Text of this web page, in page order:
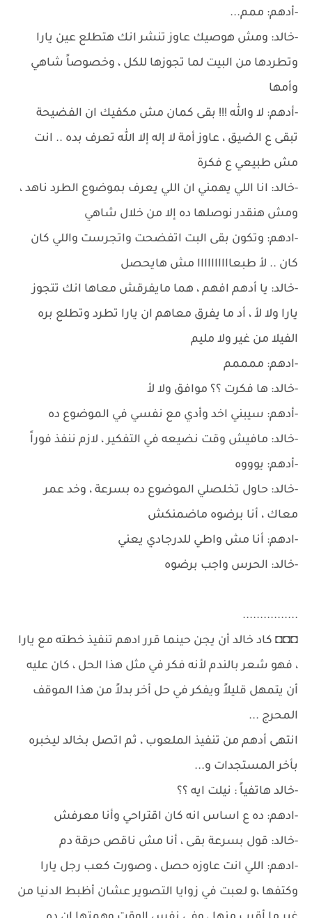
-أدهم: ممم...
-خالد: ومش هوصيك عاوز تنشر انك هتطلع عين يارا
وتطردها من البيت لما تجوزها للكل ، وخصوصاً شاهي
وأمها
-أدهم: لا والله !!! بقى كمان مش مكفيك ان الفضيحة
تبقى ع الضيق ، عاوز أمة لا إله إلا الله تعرف بده .. انت
مش طبيعي ع فكرة
-خالد: انا اللي يهمني ان اللي يعرف بموضوع الطرد ناهد ،
ومش هنقدر نوصلها ده إلا من خلال شاهي
-ادهم: وتكون بقى البت اتفضحت واتجرست واللي كان
كان .. لأ طبعاااااااااا مش هايحصل
-خالد: يا أدهم افهم ، هما مايفرقش معاها انك تتجوز
يارا ولا لأ ، أد ما يفرق معاهم ان يارا تطرد وتطلع بره
الفيلا من غير ولا مليم
-ادهم: ممممم
-خالد: ها فكرت ؟؟ موافق ولا لأ
-أدهم: سيبني اخد وأدي مع نفسي في الموضوع ده
-خالد: مافيش وقت نضيعه في التفكير ، لازم ننفذ فوراً
-أدهم: يوووه
-خالد: حاول تخلصلي الموضوع ده بسرعة ، وخد عمر
معاك ، أنا برضوه ماضمنكش
-ادهم: أنا مش واطي للدرجادي يعني
-خالد: الحرس واجب برضوه
................
◘◘◘ كاد خالد أن يجن حينما قرر ادهم تنفيذ خطته مع يارا
، فهو شعر بالندم لأنه فكر في مثل هذا الحل ، كان عليه
أن يتمهل قليلاً ويفكر في حل أخر بدلاً من هذا الموقف
المحرج ...
انتهى أدهم من تنفيذ الملعوب ، ثم اتصل بخالد ليخبره
بأخر المستجدات و...
-خالد هاتفياً : نيلت ايه ؟؟
-ادهم: ده ع اساس انه كان اقتراحي وأنا معرفش
-خالد: قول بسرعة بقى ، أنا مش ناقص حرقة دم
-ادهم: اللي انت عاوزه حصل ، وصورت كعب رجل يارا
وكتفها ،و لعبت في زوايا التصوير عشان أظبط الدنيا من